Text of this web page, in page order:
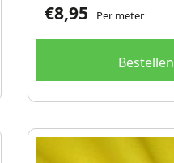
€8,95 Per meter
Bestellen